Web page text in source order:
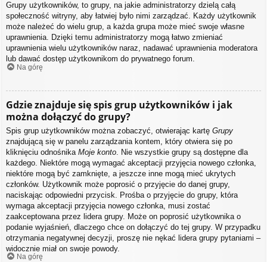
Grupy użytkowników, to grupy, na jakie administratorzy dzielą całą
społeczność witryny, aby łatwiej było nimi zarządzać. Każdy użytkownik
może należeć do wielu grup, a każda grupa może mieć swoje własne
uprawnienia. Dzięki temu administratorzy mogą łatwo zmieniać
uprawnienia wielu użytkowników naraz, nadawać uprawnienia moderatora
lub dawać dostęp użytkownikom do prywatnego forum.
Na górę
Gdzie znajduje się spis grup użytkowników i jak
można dołączyć do grupy?
Spis grup użytkowników można zobaczyć, otwierając kartę Grupy
znajdującą się w panelu zarządzania kontem, który otwiera się po
kliknięciu odnośnika Moje konto . Nie wszystkie grupy są dostępne dla
każdego. Niektóre mogą wymagać akceptacji przyjęcia nowego członka,
niektóre mogą być zamknięte, a jeszcze inne mogą mieć ukrytych
członków. Użytkownik może poprosić o przyjęcie do danej grupy,
naciskając odpowiedni przycisk. Prośba o przyjęcie do grupy, która
wymaga akceptacji przyjęcia nowego członka, musi zostać
zaakceptowana przez lidera grupy. Może on poprosić użytkownika o
podanie wyjaśnień, dlaczego chce on dołączyć do tej grupy. W przypadku
otrzymania negatywnej decyzji, proszę nie nękać lidera grupy pytaniami –
widocznie miał on swoje powody.
Na górę